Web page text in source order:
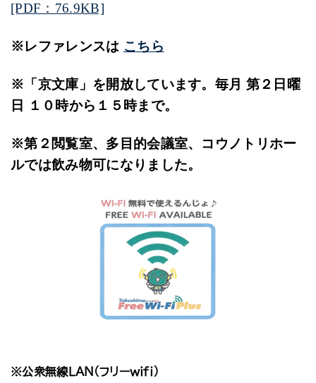
[PDF：76.9KB]
※レファレンスは こちら
※「京文庫」を開放しています。毎月 第２日曜
日 １０時から１５時まで。
※第２閲覧室、多目的会議室、コウノトリホー
ルでは飲み物可になりました。
※公衆無線ＬＡＮ（フリーｗｉｆｉ）